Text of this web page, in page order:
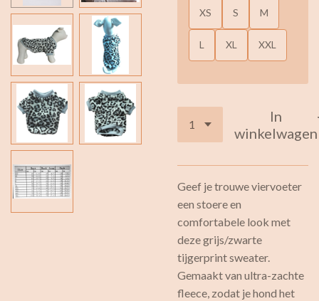
XS S M
L XL XXL
In
winkelwagen
Geef je trouwe viervoeter
een stoere en
comfortabele look met
deze grijs/zwarte
tijgerprint sweater.
Gemaakt van ultra-zachte
fleece, zodat je hond het